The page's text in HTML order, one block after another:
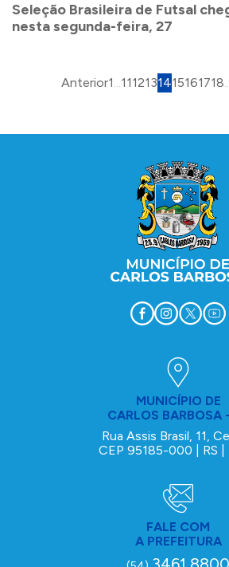
Seleção Brasileira de Futsal
nesta segunda-feira, 27
Anterior1...1112131415161718
MUNICÍPIO DE
CARLOS BARBOSA
Rua Assis Brasil, 11,
CEP 95185-000 | RS |
FALE COM
A PREFEITURA